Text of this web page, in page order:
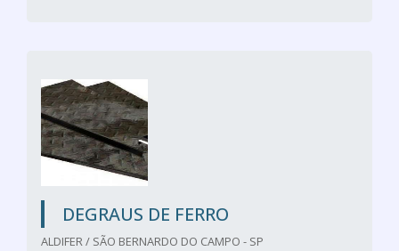
DEGRAUS DE FERRO
ALDIFER / SÃO BERNARDO DO CAMPO - SP